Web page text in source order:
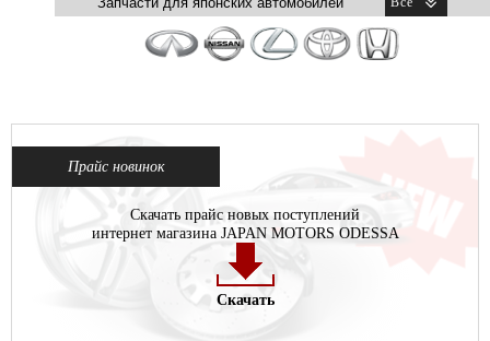
Прайс новинок
Скачать прайс новых поступлений
интернет магазина JAPAN MOTORS ODESSA
Скачать